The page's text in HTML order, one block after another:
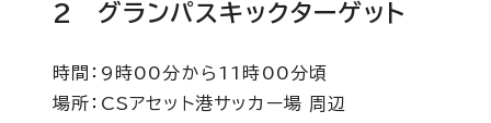
2 グランパスキックターゲット
時間：9時00分から11時00分頃
場所：CSアセット港サッカー場 周辺